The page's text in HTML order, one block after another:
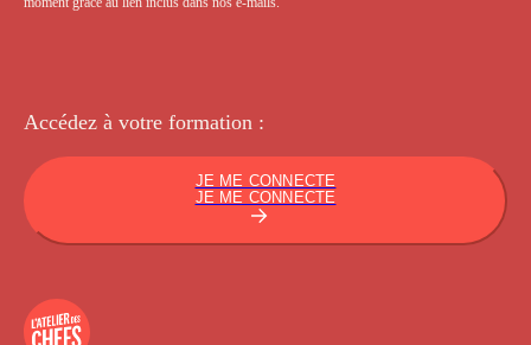
Accédez à votre formation :
JE ME CONNECTE
JE ME CONNECTE